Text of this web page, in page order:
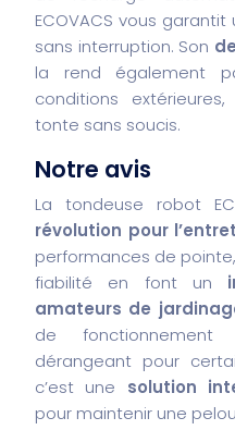
ECOVACS vous
sans interruption. Son
la rend également
conditions
tonte sans soucis.
Notre avis
La tondeuse robot
révolution pour
performances de
fiabilité en font un
amateurs de
de
dérangeant pour
c’est une solution
pour maintenir une